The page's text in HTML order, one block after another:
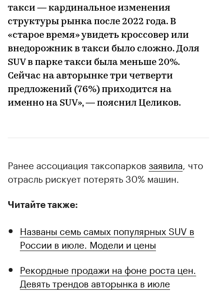
такси — кардинальное изменения
структуры рынка после 2022 года. В
«старое время» увидеть кроссовер или
внедорожник в такси было сложно. Доля
SUV в парке такси была меньше 20%.
Сейчас на авторынке три четверти
предложений (76%) приходится на
именно на SUV», — пояснил Целиков.
Ранее ассоциация таксопарков заявила, что
отрасль рискует потерять 30% машин.
Читайте также:
Названы семь самых популярных SUV в
России в июле. Модели и цены
Рекордные продажи на фоне роста цен.
Девять трендов авторынка в июле